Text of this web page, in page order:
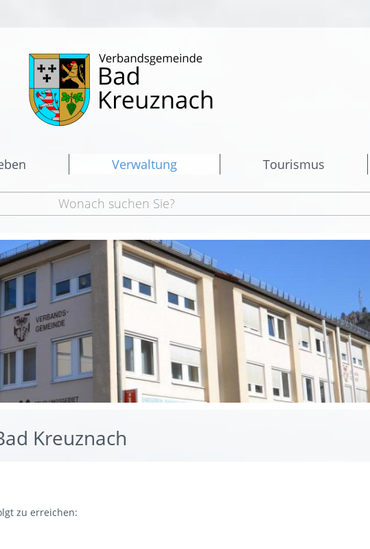
Verwaltung Tourismus
Kreuznach
zu erreichen: